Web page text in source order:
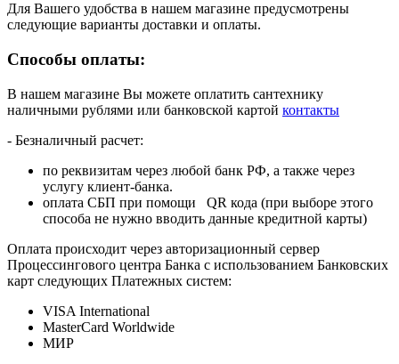
Для Вашего удобства в нашем магазине предусмотрены
следующие варианты доставки и оплаты.
Способы оплаты:
В нашем магазине Вы можете оплатить сантехнику
наличными рублями или банковской картой контакты
- Безналичный расчет:
по реквизитам через любой банк РФ, а также через
услугу клиент-банка.
оплата СБП при помощи QR кода (при выборе этого
способа не нужно вводить данные кредитной карты)
Оплата происходит через авторизационный сервер
Процессингового центра Банка с использованием Банковских
карт следующих Платежных систем:
VISA International
MasterCard Worldwide
МИР